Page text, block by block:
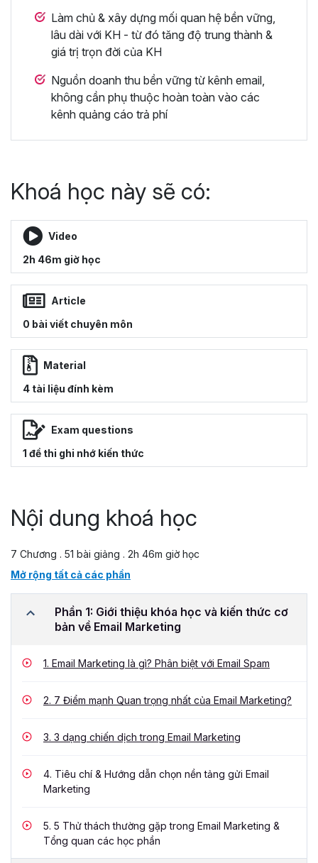
Làm chủ & xây dựng mối quan hệ bền vững,
lâu dài với KH - từ đó tăng độ trung thành &
giá trị trọn đời của KH
Nguồn doanh thu bền vững từ kênh email,
không cần phụ thuộc hoàn toàn vào các
kênh quảng cáo trả phí
Khoá học này sẽ có:
Video
2h 46m giờ học
Article
0 bài viết chuyên môn
Material
4 tài liệu đính kèm
Exam questions
1 đề thi ghi nhớ kiến thức
Nội dung khoá học
7 Chương . 51 bài giảng . 2h 46m giờ học
Mở rộng tất cả các phần
Phần 1: Giới thiệu khóa học và kiến thức cơ
bản về Email Marketing
1. Email Marketing là gì? Phân biệt với Email Spam
2. 7 Điểm mạnh Quan trọng nhất của Email Marketing?
3. 3 dạng chiến dịch trong Email Marketing
4. Tiêu chí & Hướng dẫn chọn nền tảng gửi Email
Marketing
5. 5 Thử thách thường gặp trong Email Marketing &
Tổng quan các học phần